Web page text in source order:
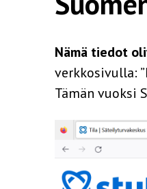
Nämä tiedot
verkkosivulla:
Tämän vuoksi